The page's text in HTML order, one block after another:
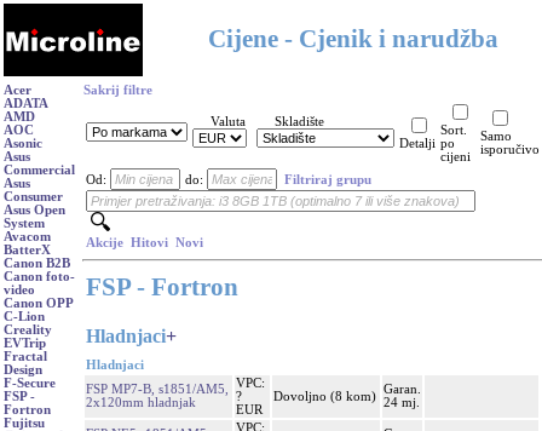
Cijene - Cjenik i narudžba
Acer
ADATA
AMD
AOC
Asonic
Asus
Commercial
Asus
Consumer
Asus Open
System
Avacom
BatterX
Canon B2B
Canon foto-
video
Canon OPP
C-Lion
Creality
EVTrip
Fractal
Design
F-Secure
FSP -
Fortron
Fujitsu
Sakrij filtre
Valuta
Skladište
Detalji
Sort.
po
cijeni
Samo
isporučivo
Od: do: Filtriraj grupu
Akcije Hitovi Novi
FSP - Fortron
Hladnjaci+
Hladnjaci
FSP MP7-B, s1851/AM5,
2x120mm hladnjak
VPC:
?
EUR
Dovoljno (8 kom)
Garan.
24 mj.
VPC: